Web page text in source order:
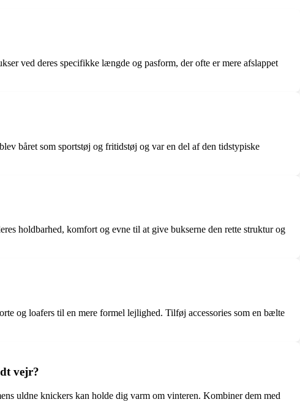
ved deres specifikke længde og pasform, der ofte er mere afslappet
båret som sportstøj og fritidstøj og var en del af den tidstypiske
holdbarhed, komfort og evne til at give bukserne den rette struktur og
og loafers til en mere formel lejlighed. Tilføj accessories som en bælte
vejr?
uldne knickers kan holde dig varm om vinteren. Kombiner dem med